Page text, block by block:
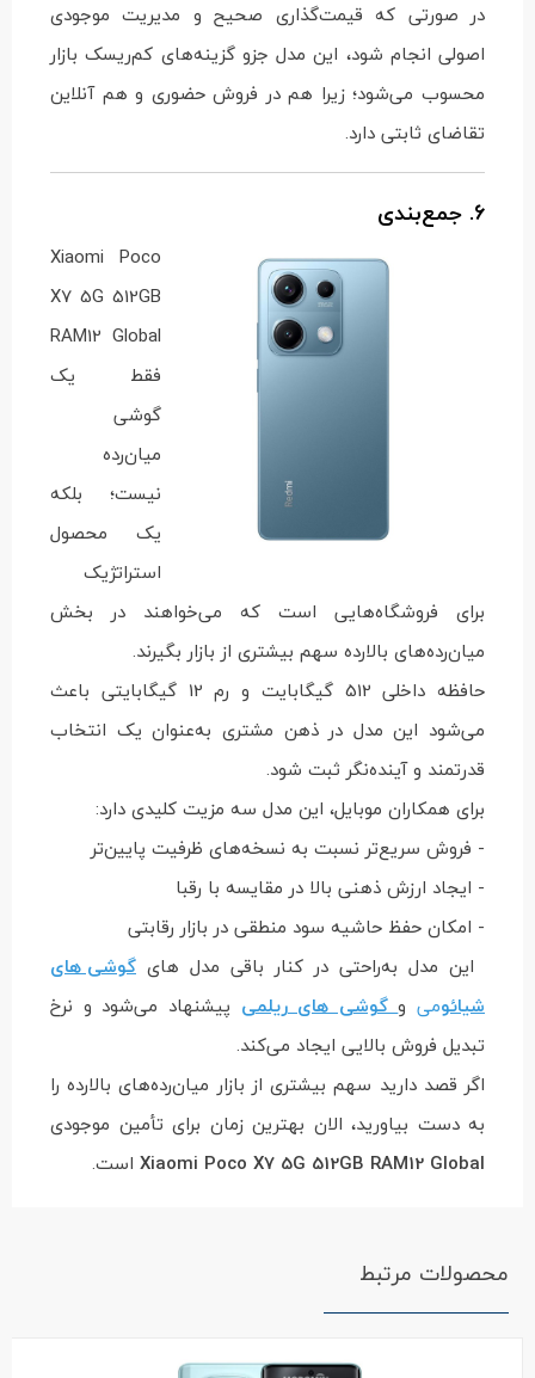
در صورتی که قیمت‌گذاری صحیح و مدیریت موجودی
اصولی انجام شود، این مدل جزو گزینه‌های کم‌ریسک بازار
محسوب می‌شود؛ زیرا هم در فروش حضوری و هم آنلاین
تقاضای ثابتی دارد.
6. جمع‌بندی
Xiaomi Poco
X7 5G 512GB
RAM12 Global
فقط یک
گوشی
میان‌رده
نیست؛ بلکه
یک محصول
استراتژیک
برای فروشگاه‌هایی است که می‌خواهند در بخش
میان‌رده‌های بالارده سهم بیشتری از بازار بگیرند.
حافظه داخلی 512 گیگابایت و رم 12 گیگابایتی باعث
می‌شود این مدل در ذهن مشتری به‌عنوان یک انتخاب
قدرتمند و آینده‌نگر ثبت شود.
برای همکاران موبایل، این مدل سه مزیت کلیدی دارد:
- فروش سریع‌تر نسبت به نسخه‌های ظرفیت پایین‌تر
- ایجاد ارزش ذهنی بالا در مقایسه با رقبا
- امکان حفظ حاشیه سود منطقی در بازار رقابتی
این مدل به‌راحتی در کنار باقی مدل های گوشی های
شیائومی وگوشی های ریلمی پیشنهاد می‌شود و نرخ
تبدیل فروش بالایی ایجاد می‌کند.
اگر قصد دارید سهم بیشتری از بازار میان‌رده‌های بالارده را
به دست بیاورید، الان بهترین زمان برای تأمین موجودی
Xiaomi Poco X7 5G 512GB RAM12 Global است.
محصولات مرتبط